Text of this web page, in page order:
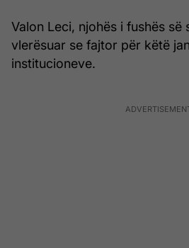
Valon Leci, njohës i fushës së
vlerësuar se fajtor për këtë
institucioneve.